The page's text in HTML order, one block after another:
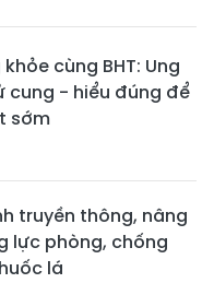
khỏe cùng BHT: Ung
cung - hiểu đúng để
sớm
truyền thông, nâng
lực phòng, chống
lá